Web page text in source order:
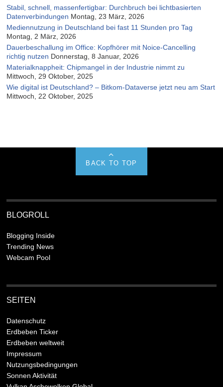
Stabil, schnell, massenfertigbar: Durchbruch bei lichtbasierten
Datenverbindungen Montag, 23 März, 2026
Mediennutzung in Deutschland bei fast 11 Stunden pro Tag
Montag, 2 März, 2026
Dauerbeschallung im Office: Kopfhörer mit Noice-Cancelling
richtig nutzen Donnerstag, 8 Januar, 2026
Materialknappheit: Chipmangel in der Industrie nimmt zu
Mittwoch, 29 Oktober, 2025
Wie digital ist Deutschland? – Bitkom-Dataverse jetzt neu am Start
Mittwoch, 22 Oktober, 2025
BACK TO TOP
BLOGROLL
Blogging Inside
Trending News
Webcam Pool
SEITEN
Datenschutz
Erdbeben Ticker
Erdbeben weltweit
Impressum
Nutzungsbedingungen
Sonnen Aktivität